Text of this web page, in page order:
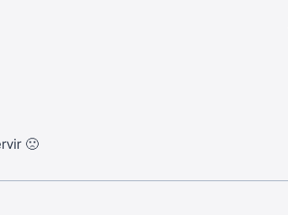
🙁